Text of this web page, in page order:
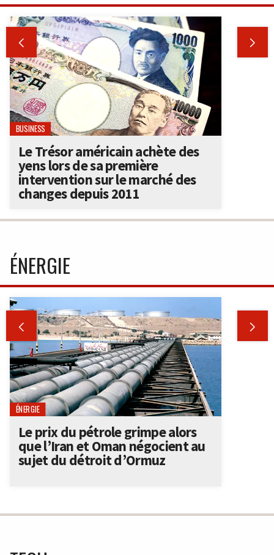
 
BUSINESS
Le Trésor américain achète des
yens lors de sa première
intervention sur le marché des
changes depuis 2011
ÉNERGIE
 
ÉNERGIE
Le prix du pétrole grimpe alors
que l’Iran et Oman négocient au
sujet du détroit d’Ormuz